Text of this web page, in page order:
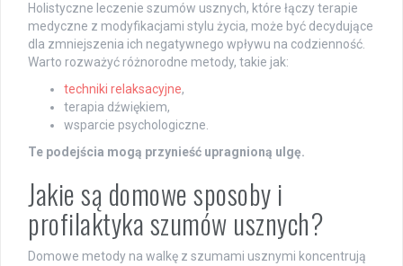
Holistyczne leczenie szumów usznych, które łączy terapie
medyczne z modyfikacjami stylu życia, może być decydujące
dla zmniejszenia ich negatywnego wpływu na codzienność.
Warto rozważyć różnorodne metody, takie jak:
techniki relaksacyjne,
terapia dźwiękiem,
wsparcie psychologiczne.
Te podejścia mogą przynieść upragnioną ulgę.
Jakie są domowe sposoby i
profilaktyka szumów usznych?
Domowe metody na walkę z szumami usznymi koncentrują